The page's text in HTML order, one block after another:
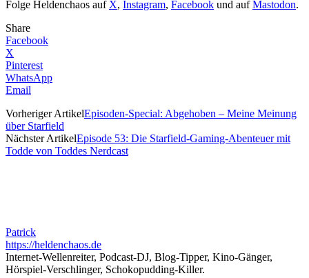
Folge Heldenchaos auf X, Instagram, Facebook und aufMastodon.
Share
Facebook
X
Pinterest
WhatsApp
Email
Vorheriger ArtikelEpisoden-Special: Abgehoben – Meine Meinung
über Starfield
Nächster ArtikelEpisode 53: Die Starfield-Gaming-Abenteuer mit
Todde von Toddes Nerdcast
Patrick
https://heldenchaos.de
Internet-Wellenreiter, Podcast-DJ, Blog-Tipper, Kino-Gänger,
Hörspiel-Verschlinger, Schokopudding-Killer.